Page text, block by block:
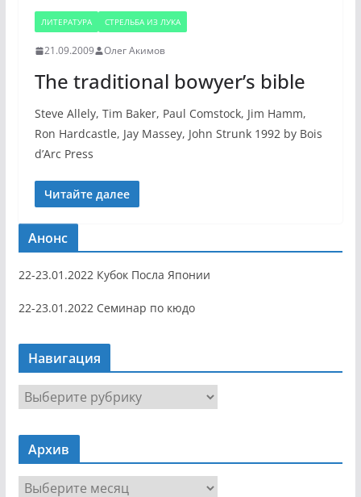
ЛИТЕРАТУРА СТРЕЛЬБА ИЗ ЛУКА
21.09.2009 Олег Акимов
The traditional bowyer’s bible
Steve Allely, Tim Baker, Paul Comstock, Jim Hamm,
Ron Hardcastle, Jay Massey, John Strunk 1992 by Bois
d’Arc Press
Читайте далее
Анонс
22-23.01.2022 Кубок Посла Японии
22-23.01.2022 Семинар по кюдо
Навигация
Н
а
в
г
Архив